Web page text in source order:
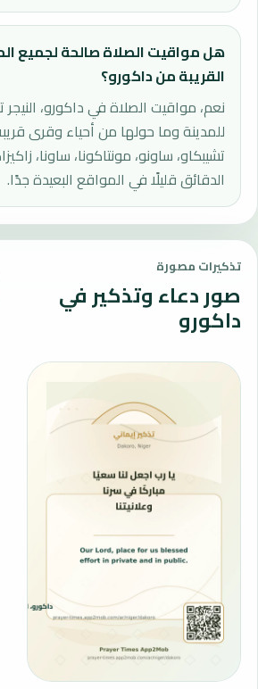
هل مواقيت الصلاة صالحة لجميع
القريبة من داكورو؟
نعم، مواقيت الصلاة في داكورو،
للمدينة وما حولها من أحياء وقرى
تشيبكاو، ساونو، مونتاكونا، ساونا،
الدقائق قليلًا في المواقع البعيدة جدًا.
تذكيرات مصورة
صور دعاء وتذكير في
داكورو